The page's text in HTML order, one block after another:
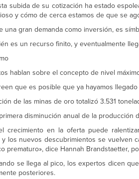
subida de su cotización ha estado
y cómo de cerca estamos de que se
una gran demanda como inversión, es
es un recurso finito, y eventualmente
hablan sobre el concepto de nivel
que es posible que ya hayamos
de las minas de oro totalizó 3.531
disminución anual de la producción
crecimiento en la oferta puede
los nuevos descubrimientos se vuelven
prematuro», dice Hannah Brandstaetter,
se llega al pico, los expertos dicen
posteriores.